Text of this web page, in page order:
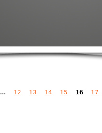
… 12 13 14 15 16 17